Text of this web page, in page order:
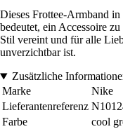
Dieses Frottee-Armband
bedeutet, ein Accessoire
Stil vereint und für alle
unverzichtbar ist.
Zusätzliche
Marke
Nike
Lieferantenreferenz
Farbe
cool